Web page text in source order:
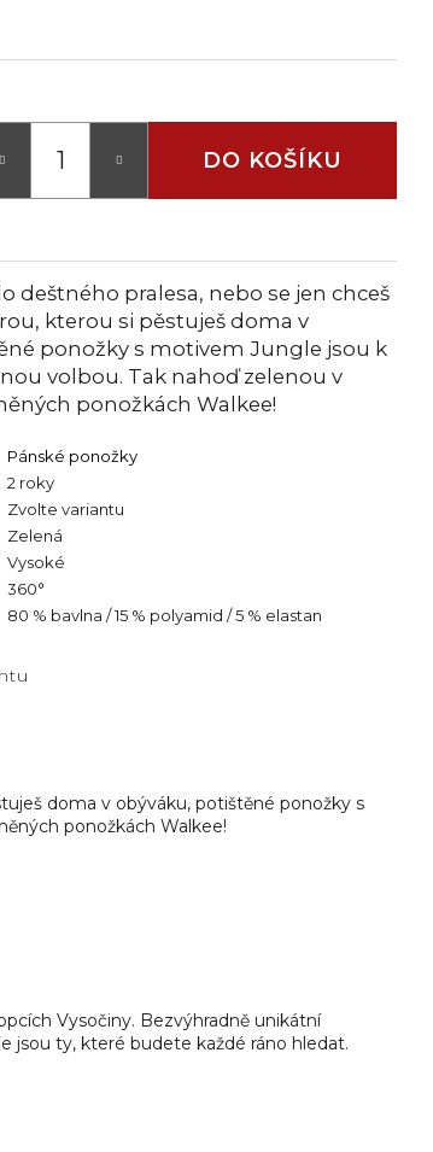
DO KOŠÍKU
deštného pralesa, nebo se jen chceš
kterou si pěstuješ doma v
ponožky s motivem Jungle jsou k
volbou. Tak nahoď zelenou v
ponožkách Walkee!
Pánské ponožky
2 roky
Zvolte variantu
Zelená
Vysoké
360°
80 % bavlna / 15 % polyamid / 5 % elastan
doma v obýváku, potištěné ponožky s
ponožkách Walkee!
Vysočiny. Bezvýhradně unikátní
jsou ty, které budete každé ráno hledat.